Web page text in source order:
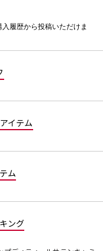
履歴から投稿いただけま
イテム
ム
ング